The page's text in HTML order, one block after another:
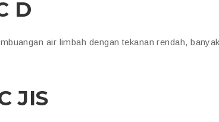
D
air limbah dengan tekanan rendah,
JIS